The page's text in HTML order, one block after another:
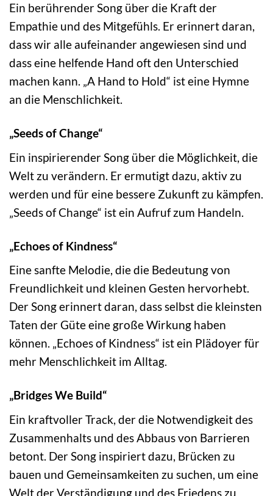
Ein berührender Song über die Kraft der
Empathie und des Mitgefühls. Er erinnert daran,
dass wir alle aufeinander angewiesen sind und
dass eine helfende Hand oft den Unterschied
machen kann. „A Hand to Hold“ ist eine Hymne
an die Menschlichkeit.
„Seeds of Change“
Ein inspirierender Song über die Möglichkeit, die
Welt zu verändern. Er ermutigt dazu, aktiv zu
werden und für eine bessere Zukunft zu kämpfen.
„Seeds of Change“ ist ein Aufruf zum Handeln.
„Echoes of Kindness“
Eine sanfte Melodie, die die Bedeutung von
Freundlichkeit und kleinen Gesten hervorhebt.
Der Song erinnert daran, dass selbst die kleinsten
Taten der Güte eine große Wirkung haben
können. „Echoes of Kindness“ ist ein Plädoyer für
mehr Menschlichkeit im Alltag.
„Bridges We Build“
Ein kraftvoller Track, der die Notwendigkeit des
Zusammenhalts und des Abbaus von Barrieren
betont. Der Song inspiriert dazu, Brücken zu
bauen und Gemeinsamkeiten zu suchen, um eine
Welt der Verständigung und des Friedens zu